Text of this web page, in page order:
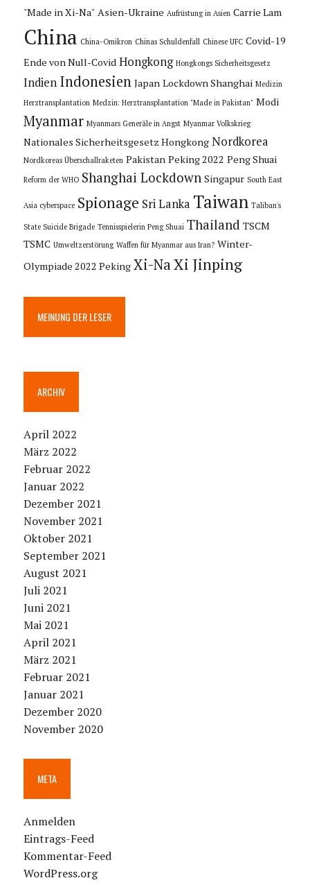
"Made in Xi-Na" Asien-Ukraine Aufrüstung in Asien Carrie Lam
China China-Omikron Chinas Schuldenfall Chinese UFC Covid-19
Ende von Null-Covid Hongkong Hongkongs Sicherheitsgesetz
Indien Indonesien Japan Lockdown Shanghai Medizin
Herztransplantation Medzin: Herztransplantation "Made in Pakistan" Modi
Myanmar Myanmars Generäle in Angst Myanmar Volkskrieg
Nationales Sicherheitsgesetz Hongkong Nordkorea
Nordkoreas Überschallraketen Pakistan Peking 2022 Peng Shuai
Reform der WHO Shanghai Lockdown Singapur South East
Asia cyberspace Spionage Sri Lanka Taiwan Taliban's
State Suicide Brigade Tennisspielerin Peng Shuai Thailand TSCM
TSMC Umweltzerstörung Waffen für Myanmar aus Iran? Winter-
Olympiade 2022 Peking Xi-NaXi Jinping
MEINUNG DER LESER
ARCHIV
April 2022
März 2022
Februar 2022
Januar 2022
Dezember 2021
November 2021
Oktober 2021
September 2021
August 2021
Juli 2021
Juni 2021
Mai 2021
April 2021
März 2021
Februar 2021
Januar 2021
Dezember 2020
November 2020
META
Anmelden
Eintrags-Feed
Kommentar-Feed
WordPress.org